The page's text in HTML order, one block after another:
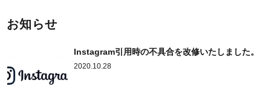
お知らせ
Instagram引用時の不具合を改修いたしました。
2020.10.28